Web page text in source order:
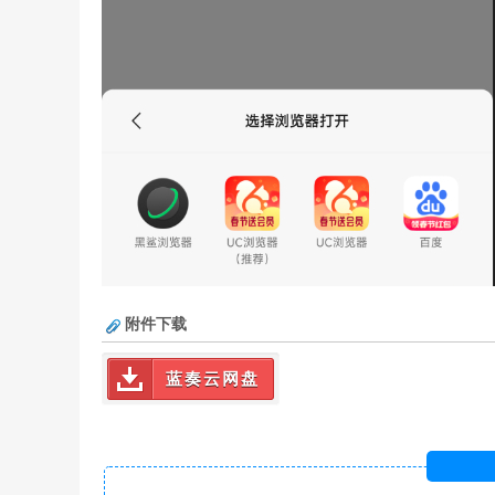
附件下载
蓝奏云网盘